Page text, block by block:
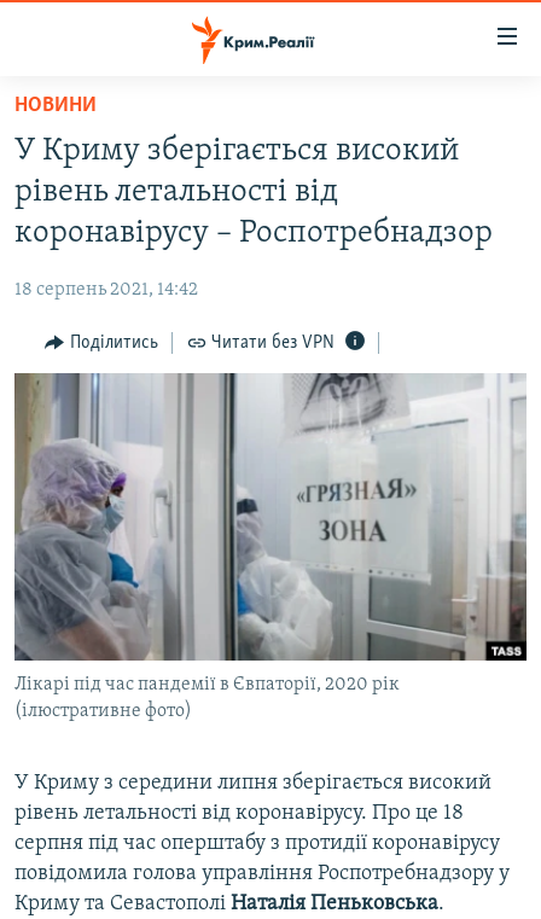
Перейти
основного
матеріалу
Перейти
до
основної
навігації
Перейти
до
пошуку
ВОДА.КРИМ
ВІДЕО ТА ФОТО
БЛОГИ
ПОГЛЯД
ІНТЕРВ'Ю
ВСЕ ЗА ДЕНЬ
СПЕЦПРОЕКТИ
ДЕПОРТАЦІЯ
ВІДЕОУРОКИ «ELIFBE»
СВІДЧЕННЯ ОКУПАЦІЇ
УКРАЇНСЬКА ПРОБЛЕМА КРИМУ
ІНФОГРАФІКА
ЯК ОБІЙТИ БЛОКУВАННЯ
Русский
Qırımtatar
ДОЛУЧАЙСЯ!
Усі сайти RFE/RL
НОВИНИ
У Криму зберігається високий
рівень летальності від
коронавірусу – Роспотребнадзор
18 серпень 2021, 14:42
Поділитись Читати без VPN
Лікарі під час пандемії в Євпаторії, 2020 рік
(ілюстративне фото)
У Криму з середини липня зберігається високий
рівень летальності від коронавірусу. Про це 18
серпня під час оперштабу з протидії коронавірусу
повідомила голова управління Роспотребнадзору у
Криму та Севастополі Наталія Пеньковська.